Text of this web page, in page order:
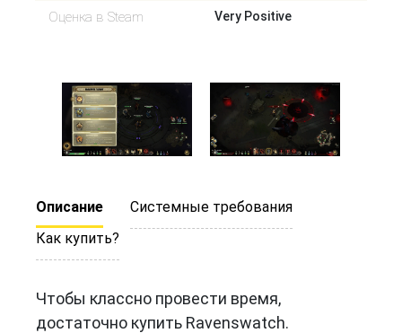
Оценка в Steam Very Positive
Описание
Системные требования
Как купить?
Чтобы классно провести время,
достаточно купить Ravenswatch.